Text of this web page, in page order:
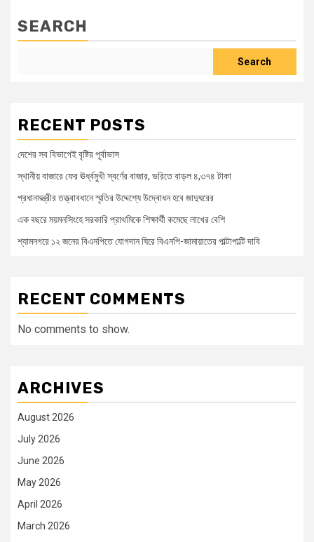
SEARCH
Search
RECENT POSTS
দেশের সব বিভাগেই বৃষ্টির পূর্বাভাস
স্থানীয় বাজারে ফের ঊর্ধ্বমুখী স্বর্ণের বাজার, ভরিতে বাড়ল ৪,৩৭৪ টাকা
প্রধানমন্ত্রীর তত্ত্বাবধানে স্মৃতির উদ্দেশ্যে উদ্বোধন হবে জাদুঘরের
এক বছরে ময়মনসিংহে সরকারি প্রাথমিকে শিক্ষার্থী কমেছে লাখের বেশি
শ্যামনগরে ১২ জনের বিএনপিতে যোগদান ঘিরে বিএনপি-জামায়াতের পাল্টাপাল্টি দাবি
RECENT COMMENTS
No comments to show.
ARCHIVES
August 2026
July 2026
June 2026
May 2026
April 2026
March 2026